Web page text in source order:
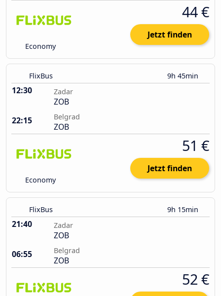
Economy
44 €
Jetzt finden
FlixBus 9h 45min
12:30 Zadar
ZOB
22:15
Belgrad
ZOB
Economy
51 €
Jetzt finden
FlixBus 9h 15min
21:40 Zadar
ZOB
06:55
Belgrad
ZOB
52 €